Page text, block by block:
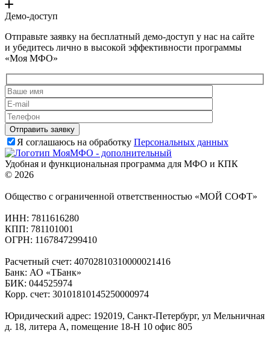
Демо-доступ
Отправьте заявку на бесплатный демо-доступ у нас на сайте
и убедитесь лично в высокой эффективности программы
«Моя МФО»
Я соглашаюсь на обработку Персональных данных
Удобная и функциональная программа для МФО и КПК
© 2026
Общество с ограниченной ответственностью «МОЙ СОФТ»
ИНН: 7811616280
КПП: 781101001
ОГРН: 1167847299410
Расчетный счет: 40702810310000021416
Банк: АО «ТБанк»
БИК: 044525974
Корр. счет: 30101810145250000974
Юридический адрес: 192019, Санкт-Петербург, ул Мельничная
д. 18, литера А, помещение 18-Н 10 офис 805